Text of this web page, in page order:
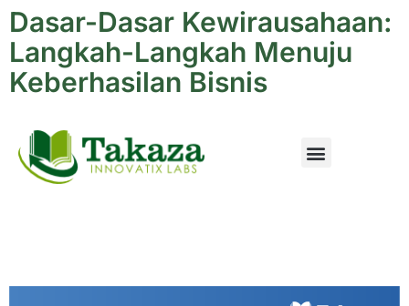
Dasar-Dasar Kewirausahaan:
Langkah-Langkah Menuju
Keberhasilan Bisnis